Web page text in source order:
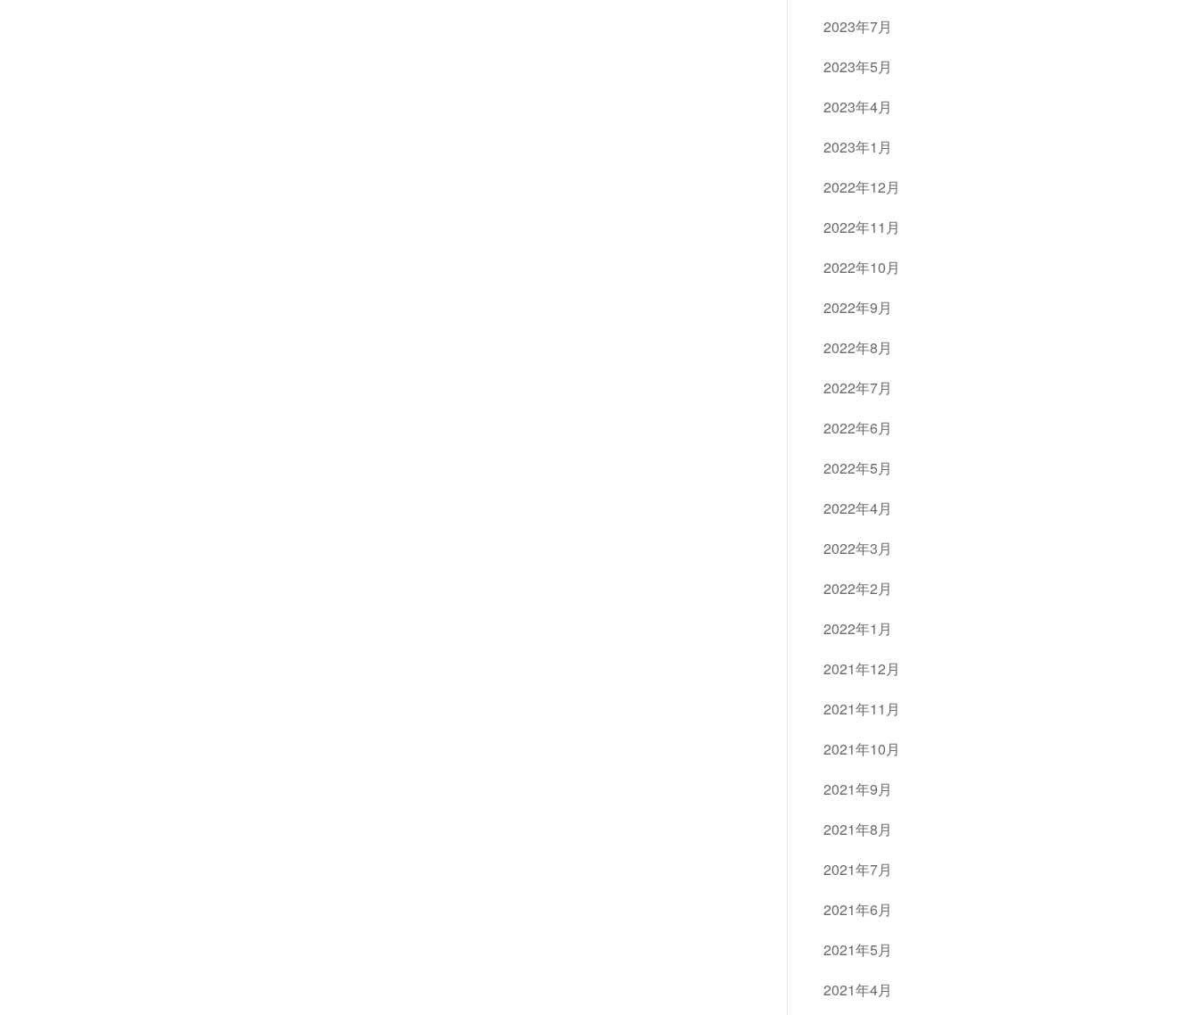
2023年7月
2023年5月
2023年4月
2023年1月
2022年12月
2022年11月
2022年10月
2022年9月
2022年8月
2022年7月
2022年6月
2022年5月
2022年4月
2022年3月
2022年2月
2022年1月
2021年12月
2021年11月
2021年10月
2021年9月
2021年8月
2021年7月
2021年6月
2021年5月
2021年4月